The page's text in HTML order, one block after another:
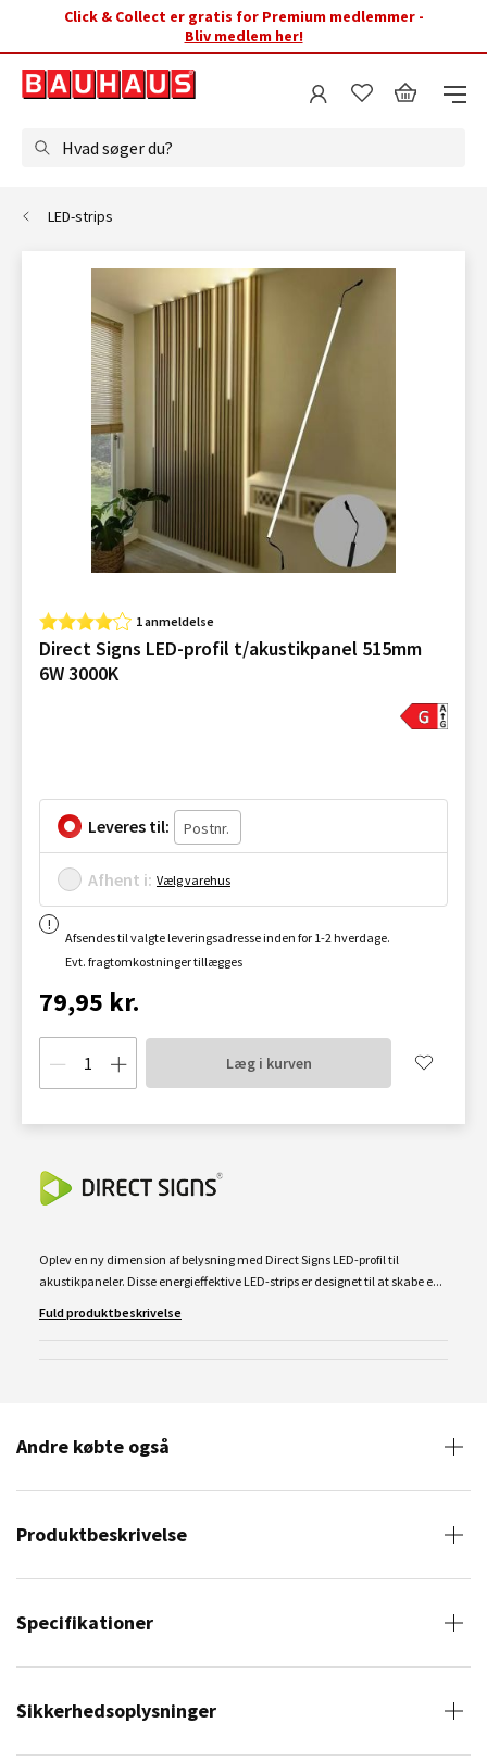
Click & Collect er gratis for Premium medlemmer -
Bliv medlem her!
Hvad søger du?
LED-strips
1 anmeldelse
Direct Signs LED-profil t/akustikpanel 515mm
6W 3000K
Leveres til:
Afhent i: Vælg varehus
Afsendes til valgte leveringsadresse inden for 1-2 hverdage.
Evt. fragtomkostninger tillægges
79,95 kr.
Læg i kurven
Oplev en ny dimension af belysning med Direct Signs LED-profil til
akustikpaneler. Disse energieffektive LED-strips er designet til at skabe e...
Fuld produktbeskrivelse
Andre købte også
Produktbeskrivelse
Specifikationer
Sikkerhedsoplysninger